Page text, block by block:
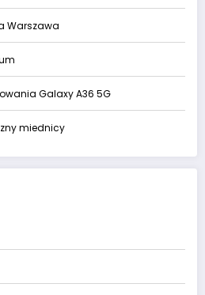
Warszawa
Galaxy A36 5G
miednicy